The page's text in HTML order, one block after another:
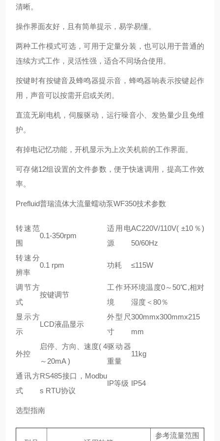
清晰。
操作界面友好，且有简单提示，易学易懂。
两种工作模式可选，可用于定量分装，也可以用于普通的
连续方式工作，灵活性强，适合不同场合使用。
按键时有按键音及蜂鸣器提示音，蜂鸣器响表示按键起作
用，声音可以按需开启或关闭。
直流无刷电机，伺服驱动，运行噪音小、发热量少且免维
护。
有掉电记忆功能，开机显示为上次关机前的工作界面。
可存储12组设置的文件参数，便于快速调用，提高工作效
率。
Prefluid普瑞流体大流量蠕动泵WF350技术参数
转速范
围
0.1-350rpm
适用电
源
AC220V/110V( ±10％)
50/60Hz
转速分
辨率
0.1 rpm 功耗 ≤115W
调节方
式
按键调节
工作环
境
环境温度0～50℃,相对
湿度＜80％
显示方
示
LCD液晶显示
外型尺
寸
300mmx300mmx215
mm
外控
启停、方向、速度( 4
～20mA )
驱动器
重量
11kg
通讯方
式
RS485接口，Modbu
s RTU协议
IP等级 IP54
选型指南
参考流量范围